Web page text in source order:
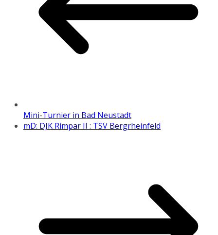
Mini-Turnier in Bad Neustadt
mD: DJK Rimpar II : TSV Bergrheinfeld